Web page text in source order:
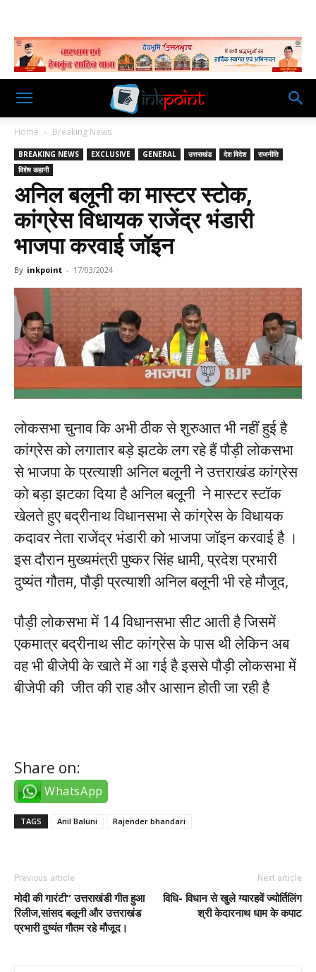
Home Breaking News
BREAKING NEWS EXCLUSIVE GENERAL उत्तराखंड देश विदेश
राजनीति
विशेष कहानी
अनिल बलूनी का मास्टर स्टोक,
कांग्रेस विधायक राजेंद्र भंडारी
भाजपा करवाई जॉइन
By inkpoint - 17/03/2024
लोकसभा चुनाव कि अभी ठीक से शुरुआत भी नहीं हुई है
कांग्रेस को लगातार बड़े झटके लग रहे हैं पौड़ी लोकसभा
से भाजपा के प्रत्याशी अनिल बलूनी ने उत्तराखंड कांग्रेस
को बड़ा झटका दिया है अनिल बलूनी ने मास्टर स्टॉक
खेलते हुए बद्रीनाथ विधानसभा से कांग्रेस के विधायक
कदावर नेता राजेंद्र भंडारी को भाजपा जॉइन करवाई है ।
इस दौरान मुख्यमंत्री पुष्कर सिंह धामी, प्रदेश प्रभारी
दुष्यंत गौतम, पौड़ी प्रत्याशी अनिल बलूनी भी रहे मौजूद,
पौड़ी लोकसभा में 14 विधानसभा सीट आती है जिसमें
एकमात्र बद्रीनाथ सीट कांग्रेस के पास थी लेकिन अब
वह भी बीजेपी के खाते में आ गई है इससे पौड़ी लोकसभा में
बीजेपी की जीत की राह और आसान होती जा रही है
Share on:
WhatsApp
TAGS Anil Baluni Rajender bhandari
Previous article
मोदी की गारंटी” उत्तराखंडी गीत हुआ
रिलीज,सांसद बलूनी और उत्तराखंड
प्रभारी दुष्यंत गौतम रहे मौजूद।
Next article
विधि- विधान से खुले ग्यारहवें ज्योर्तिलिंग
श्री केदारनाथ धाम के कपाट